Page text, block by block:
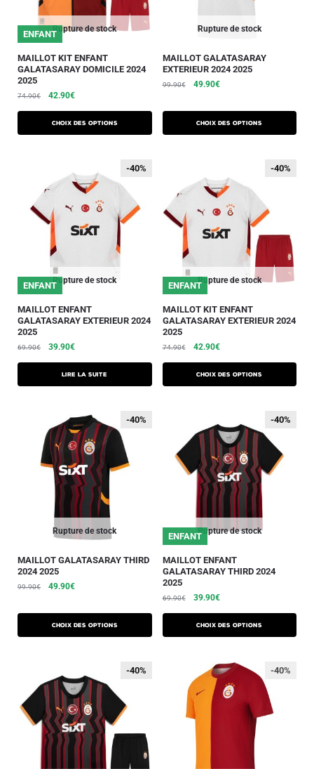
Rupture de stock
ENFANT
MAILLOT KIT ENFANT
GALATASARAY DOMICILE 2024
2025
74.90€ 42.90€
Choix des options
Rupture de stock
MAILLOT GALATASARAY
EXTERIEUR 2024 2025
99.90€ 49.90€
Choix des options
Rupture de stock
-40%
ENFANT
-40%
MAILLOT ENFANT
GALATASARAY EXTERIEUR 2024
2025
69.90€ 39.90€
Lire la suite
Rupture de stock
-40%
ENFANT
-40%
MAILLOT KIT ENFANT
GALATASARAY EXTERIEUR 2024
2025
74.90€ 42.90€
Choix des options
Rupture de stock
-40%
-40%
MAILLOT GALATASARAY THIRD
2024 2025
99.90€ 49.90€
Choix des options
Rupture de stock
-40%
ENFANT
-40%
MAILLOT ENFANT
GALATASARAY THIRD 2024
2025
69.90€ 39.90€
Choix des options
-40%
-40% -40%